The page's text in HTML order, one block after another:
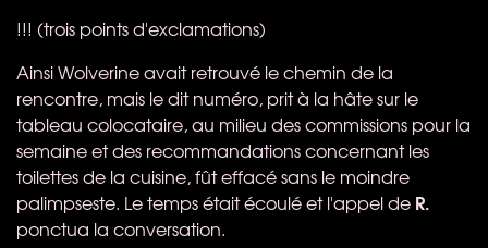
!!! (trois points d'exclamations)
Ainsi Wolverine avait retrouvé le chemin de la
rencontre, mais le dit numéro, prit à la hâte sur le
tableau colocataire, au milieu des commissions pour la
semaine et des recommandations concernant les
toilettes de la cuisine, fût effacé sans le moindre
palimpseste. Le temps était écoulé et l'appel de R.
ponctua la conversation.